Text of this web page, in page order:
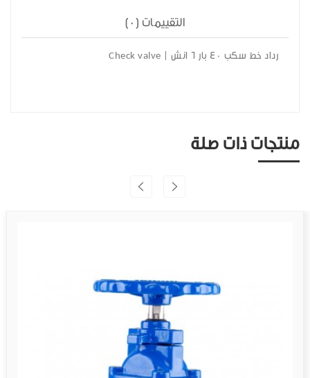
التقييمات (0)
رداد خط سكب 40 بار 6 انش | Check valve
منتجات ذات صلة